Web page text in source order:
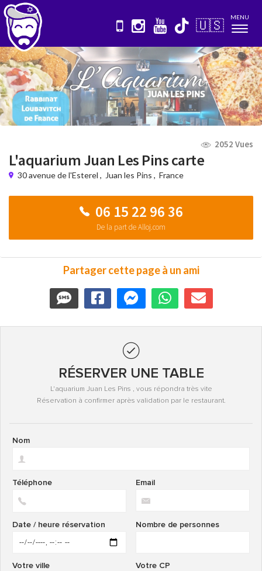
🇺🇸 MENU
Nav
2052 Vues
L'aquarium Juan Les Pins carte
30 avenue de l'Esterel , Juan les Pins , France
06 15 22 96 36
De la part de Alloj.com
Partager cette page à un ami
RÉSERVER UNE TABLE
L'aquarium Juan Les Pins , vous répondra très vite
Réservation à confirmer après validation par le restaurant.
Nom
Email
Téléphone
Nombre de personnes
Date / heure réservation
Votre CP
Votre ville